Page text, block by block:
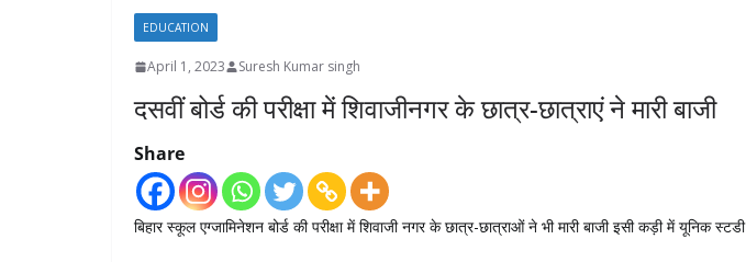
EDUCATION
April 1, 2023 Suresh Kumar singh
दसवीं बोर्ड की परीक्षा में शिवाजीनगर के छात्र-छात्राएं ने मारी बाजी
Share
बिहार स्कूल एग्जामिनेशन बोर्ड की परीक्षा में शिवाजी नगर के छात्र-छात्राओं ने भी मारी बाजी इसी कड़ी में यूनिक स्टडी